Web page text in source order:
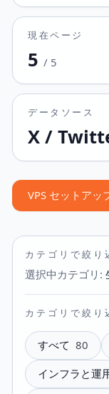
現在ページ
5 / 5
データソース
X /
VPS セットアッ
カテゴリで絞り
選択中カテゴリ :
カテゴリで絞り
すべて 80
インフラと運